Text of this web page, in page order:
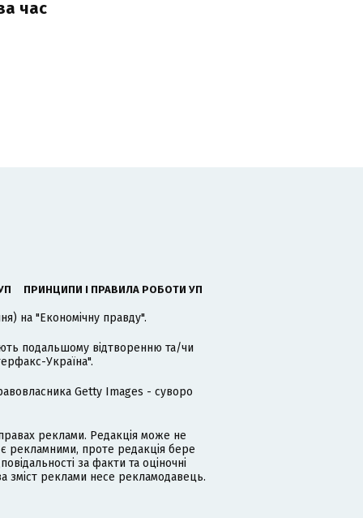
час
ПРИНЦИПИ І ПРАВИЛА РОБОТИ УП
на "Економічну правду".
подальшому відтворенню та/чи
Україна".
Getty Images - суворо
реклами. Редакція може не
рекламними, проте редакція бере
за факти та оціночні
зміст реклами несе рекламодавець.